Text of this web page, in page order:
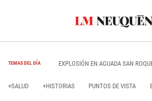
TEMAS DEL DÍA EXPLOSIÓN EN AGUADA SAN
+SALUD +HISTORIAS PUNTOS DE VISTA